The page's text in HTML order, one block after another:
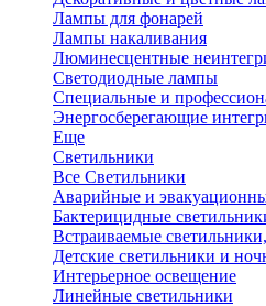
Лампы для фонарей
Лампы накаливания
Люминесцентные
Светодиодные лампы
Специальные и
Энергосберегающие
Еще
Светильники
Все Светильники
Аварийные и
Бактерицидные
Встраиваемые
Детские светильники и
Интерьерное освещение
Линейные светильники